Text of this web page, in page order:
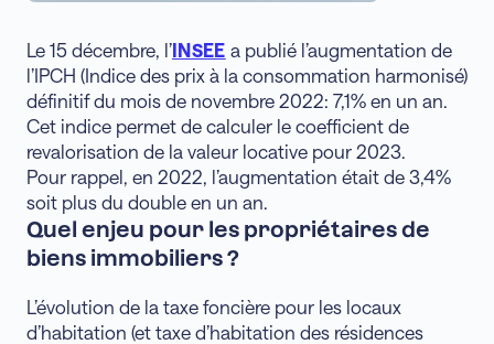
Le 15 décembre, l’INSEE a publié l’augmentation de
l’IPCH (Indice des prix à la consommation harmonisé)
définitif du mois de novembre 2022: 7,1% en un an.
Cet indice permet de calculer le coefficient de
revalorisation de la valeur locative pour 2023.
Pour rappel, en 2022, l’augmentation était de 3,4%
soit plus du double en un an.
Quel enjeu pour les propriétaires de
biens immobiliers ?
L’évolution de la taxe foncière pour les locaux
d’habitation (et taxe d’habitation des résidences